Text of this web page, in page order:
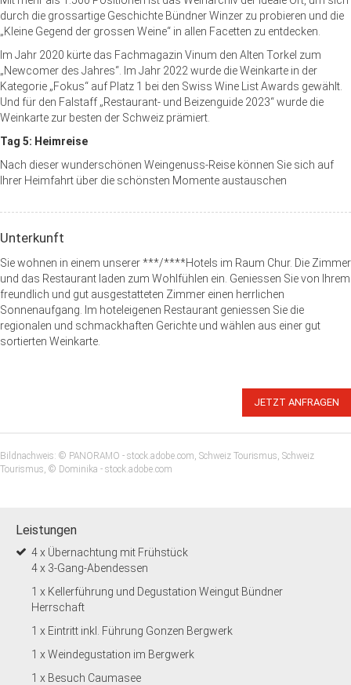
durch die grossartige Geschichte Bündner Winzer zu probieren und die
„Kleine Gegend der grossen Weine“ in allen Facetten zu entdecken.
Im Jahr 2020 kürte das Fachmagazin Vinum den Alten Torkel zum
„Newcomer des Jahres“. Im Jahr 2022 wurde die Weinkarte in der
Kategorie „Fokus“ auf Platz 1 bei den Swiss Wine List Awards gewählt.
Und für den Falstaff „Restaurant- und Beizenguide 2023“ wurde die
Weinkarte zur besten der Schweiz prämiert.
Tag 5: Heimreise
Nach dieser wunderschönen Weingenuss-Reise können Sie sich auf
Ihrer Heimfahrt über die schönsten Momente austauschen
Unterkunft
Sie wohnen in einem unserer ***/****Hotels im Raum Chur. Die Zimmer
und das Restaurant laden zum Wohlfühlen ein. Geniessen Sie von Ihrem
freundlich und gut ausgestatteten Zimmer einen herrlichen
Sonnenaufgang. Im hoteleigenen Restaurant geniessen Sie die
regionalen und schmackhaften Gerichte und wählen aus einer gut
sortierten Weinkarte.
JETZT ANFRAGEN
Bildnachweis: © PANORAMO - stock.adobe.com, Schweiz Tourismus, Schweiz
Tourismus, © Dominika - stock.adobe.com
Leistungen
4 x Übernachtung mit Frühstück
4 x 3-Gang-Abendessen
1 x Kellerführung und Degustation Weingut Bündner
Herrschaft
1 x Eintritt inkl. Führung Gonzen Bergwerk
1 x Weindegustation im Bergwerk
1 x Besuch Caumasee